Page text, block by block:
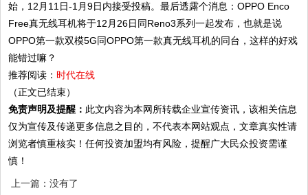
始，12月11日-1月9日内接受投稿。最后透露个消息：OPPO Enco
Free真无线耳机将于12月26日同Reno3系列一起发布，也就是说
OPPO第一款双模5G同OPPO第一款真无线耳机的同台，这样的好戏
能错过嘛？
推荐阅读： 时代在线
（正文已结束）
免责声明及提醒： 此文内容为本网所转载企业宣传资讯，该相关信息
仅为宣传及传递更多信息之目的，不代表本网站观点，文章真实性请
浏览者慎重核实！任何投资加盟均有风险，提醒广大民众投资需谨
慎！
上一篇：没有了